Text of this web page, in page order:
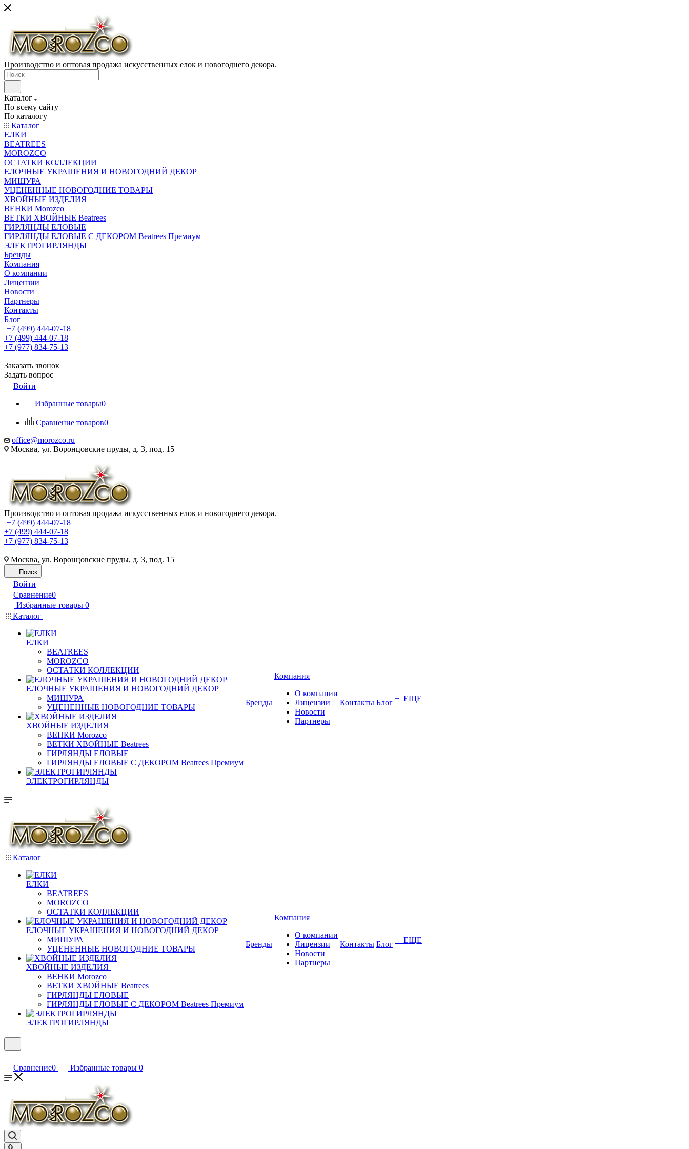
Производство и оптовая продажа искусственных елок и новогоднего декора.
Каталог
По всему сайту
По каталогу
Каталог
ЕЛКИ
BEATREES
MOROZCO
ОСТАТКИ КОЛЛЕКЦИИ
ЕЛОЧНЫЕ УКРАШЕНИЯ И НОВОГОДНИЙ ДЕКОР
МИШУРА
УЦЕНЕННЫЕ НОВОГОДНИЕ ТОВАРЫ
ХВОЙНЫЕ ИЗДЕЛИЯ
ВЕНКИ Morozco
ВЕТКИ ХВОЙНЫЕ Beatrees
ГИРЛЯНДЫ ЕЛОВЫЕ
ГИРЛЯНДЫ ЕЛОВЫЕ С ДЕКОРОМ Beatrees Премиум
ЭЛЕКТРОГИРЛЯНДЫ
Бренды
Компания
О компании
Лицензии
Новости
Партнеры
Контакты
Блог
+7 (499) 444-07-18
+7 (499) 444-07-18
+7 (977) 834-75-13
Заказать звонок
Задать вопрос
Войти
Избранные товары0
Сравнение товаров0
office@morozco.ru
Москва, ул. Воронцовские пруды, д. 3, под. 15
Производство и оптовая продажа искусственных елок и новогоднего декора.
+7 (499) 444-07-18
+7 (499) 444-07-18
+7 (977) 834-75-13
Москва, ул. Воронцовские пруды, д. 3, под. 15
Поиск
Войти
Сравнение0
Избранные товары 0
Каталог
ЕЛКИ
BEATREES
MOROZCO
ОСТАТКИ КОЛЛЕКЦИИ
ЕЛОЧНЫЕ УКРАШЕНИЯ И НОВОГОДНИЙ ДЕКОР
МИШУРА
УЦЕНЕННЫЕ НОВОГОДНИЕ ТОВАРЫ
ХВОЙНЫЕ ИЗДЕЛИЯ
ВЕНКИ Morozco
ВЕТКИ ХВОЙНЫЕ Beatrees
ГИРЛЯНДЫ ЕЛОВЫЕ
ГИРЛЯНДЫ ЕЛОВЫЕ С ДЕКОРОМ Beatrees Премиум
ЭЛЕКТРОГИРЛЯНДЫ
Бренды
Компания
О компании
Лицензии
Новости
Партнеры
Контакты Блог + ЕЩЕ
Каталог
ЕЛКИ
BEATREES
MOROZCO
ОСТАТКИ КОЛЛЕКЦИИ
ЕЛОЧНЫЕ УКРАШЕНИЯ И НОВОГОДНИЙ ДЕКОР
МИШУРА
УЦЕНЕННЫЕ НОВОГОДНИЕ ТОВАРЫ
ХВОЙНЫЕ ИЗДЕЛИЯ
ВЕНКИ Morozco
ВЕТКИ ХВОЙНЫЕ Beatrees
ГИРЛЯНДЫ ЕЛОВЫЕ
ГИРЛЯНДЫ ЕЛОВЫЕ С ДЕКОРОМ Beatrees Премиум
ЭЛЕКТРОГИРЛЯНДЫ
Бренды
Компания
О компании
Лицензии
Новости
Партнеры
Контакты Блог + ЕЩЕ
Сравнение0 Избранные товары 0